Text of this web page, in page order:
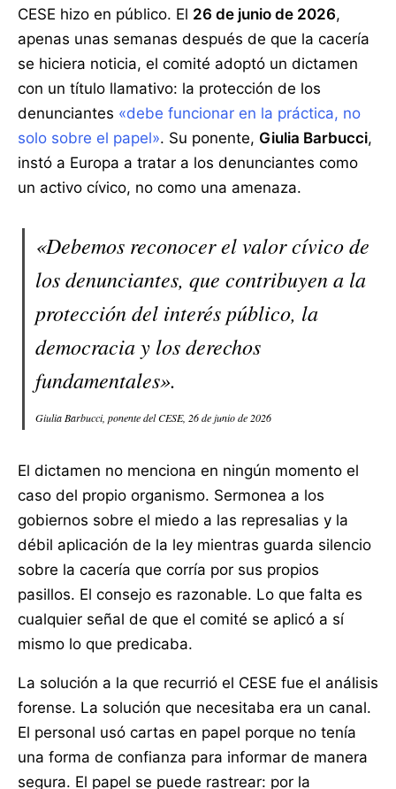
CESE hizo en público. El 26 de junio de 2026,
apenas unas semanas después de que la cacería
se hiciera noticia, el comité adoptó un dictamen
con un título llamativo: la protección de los
denunciantes «debe funcionar en la práctica, no
solo sobre el papel». Su ponente, Giulia Barbucci,
instó a Europa a tratar a los denunciantes como
un activo cívico, no como una amenaza.
«Debemos reconocer el valor cívico de
los denunciantes, que contribuyen a la
protección del interés público, la
democracia y los derechos
fundamentales».
Giulia Barbucci, ponente del CESE, 26 de junio de 2026
El dictamen no menciona en ningún momento el
caso del propio organismo. Sermonea a los
gobiernos sobre el miedo a las represalias y la
débil aplicación de la ley mientras guarda silencio
sobre la cacería que corría por sus propios
pasillos. El consejo es razonable. Lo que falta es
cualquier señal de que el comité se aplicó a sí
mismo lo que predicaba.
La solución a la que recurrió el CESE fue el análisis
forense. La solución que necesitaba era un canal.
El personal usó cartas en papel porque no tenía
una forma de confianza para informar de manera
segura. El papel se puede rastrear: por la